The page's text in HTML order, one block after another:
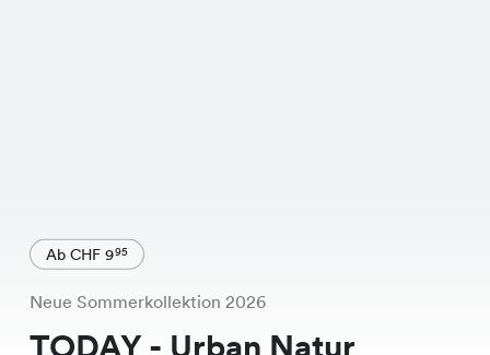
Ab CHF 995
Neue Sommerkollektion 2026
TODAY - Urban Natur